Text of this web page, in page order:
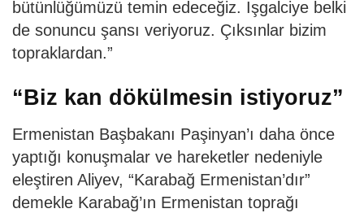
bütünlüğümüzü temin edeceğiz. İşgalciye belki
de sonuncu şansı veriyoruz. Çıksınlar bizim
topraklardan.”
“Biz kan dökülmesin istiyoruz”
Ermenistan Başbakanı Paşinyan’ı daha önce
yaptığı konuşmalar ve hareketler nedeniyle
eleştiren Aliyev, “Karabağ Ermenistan’dır”
demekle Karabağ’ın Ermenistan toprağı